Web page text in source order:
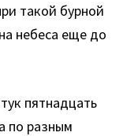
такой бурной
небеса еще до
пятнадцать
по разным